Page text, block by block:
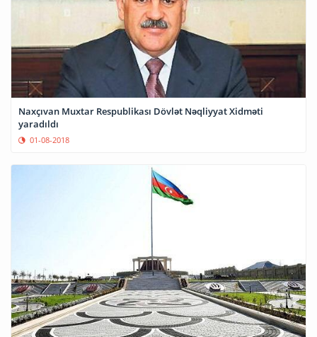
Naxçıvan Muxtar Respublikası Dövlət Nəqliyyat Xidməti
yaradıldı
01-08-2018